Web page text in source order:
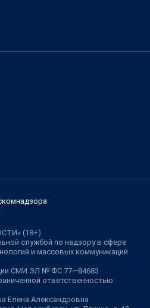
(18+)
службой по надзору в сфере
и массовых коммуникаций
СМИ ЭЛ № ФС 77—84683
ответственностью
Елена Александровна